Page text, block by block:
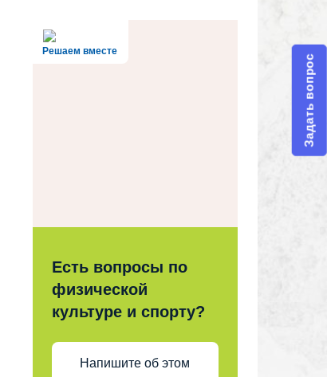
Решаем вместе
Есть вопросы по
физической
культуре и спорту?
Напишите об этом
Задать вопрос